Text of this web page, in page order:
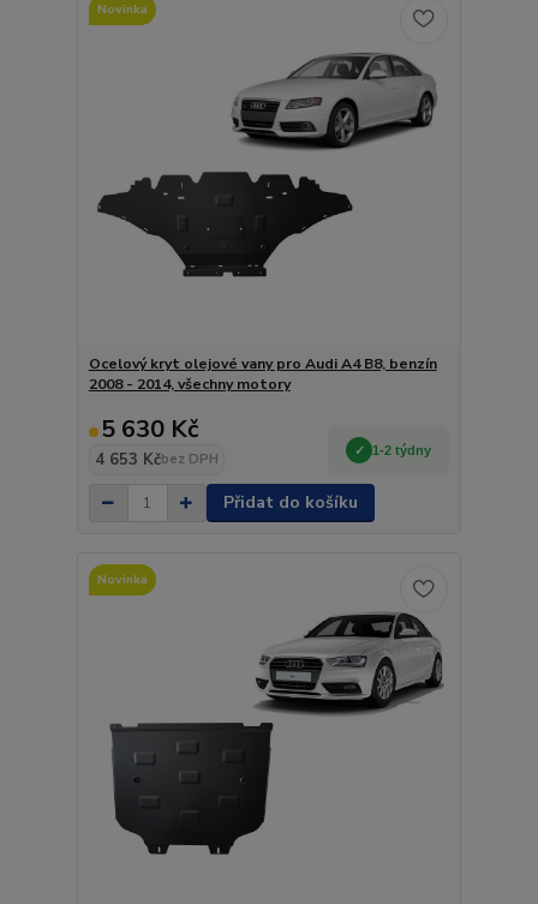
Novinka
Ocelový kryt olejové vany pro Audi A4 B8, benzín
2008 - 2014, všechny motory
5 630 Kč
4 653 Kčbez DPH
1-2 týdny
Přidat do košíku
Novinka